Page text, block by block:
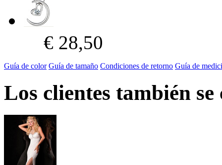
€ 28,50
Guía de color Guía de tamaño Condiciones de retorno Guía de
Los clientes también se